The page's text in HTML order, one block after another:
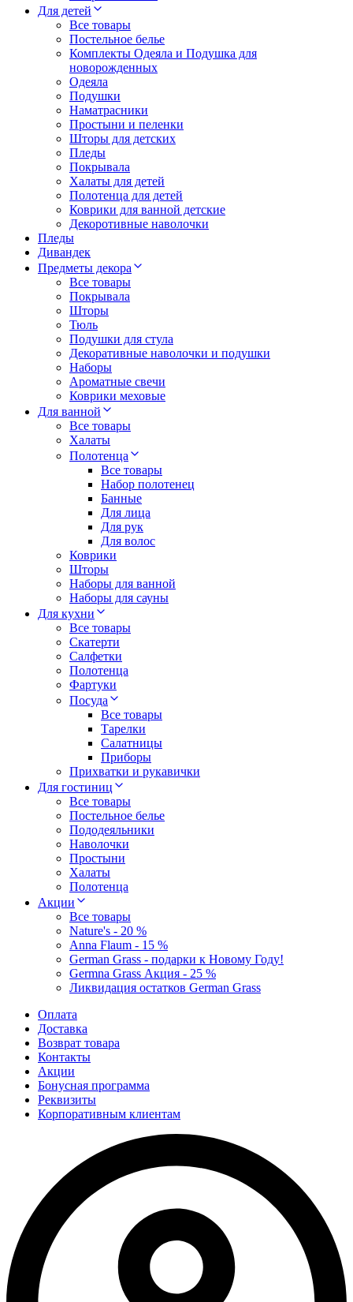
Для детей
Все товары
Постельное белье
Комплекты Одеяла и Подушка для
новорожденных
Одеяла
Подушки
Наматрасники
Простыни и пеленки
Шторы для детских
Пледы
Покрывала
Халаты для детей
Полотенца для детей
Коврики для ванной детские
Декоротивные наволочки
Пледы
Дивандек
Предметы декора
Все товары
Покрывала
Шторы
Тюль
Подушки для стула
Декоративные наволочки и подушки
Наборы
Ароматные свечи
Коврики меховые
Для ванной
Все товары
Халаты
Полотенца
Все товары
Набор полотенец
Банные
Для лица
Для рук
Для волос
Коврики
Шторы
Наборы для ванной
Наборы для сауны
Для кухни
Все товары
Скатерти
Салфетки
Полотенца
Фартуки
Посуда
Все товары
Тарелки
Салатницы
Приборы
Прихватки и рукавички
Для гостиниц
Все товары
Постельное белье
Пододеяльники
Наволочки
Простыни
Халаты
Полотенца
Акции
Все товары
Nature's - 20 %
Anna Flaum - 15 %
German Grass - подарки к Новому Году!
Germna Grass Акция - 25 %
Ликвидация остатков German Grass
Оплата
Доставка
Возврат товара
Контакты
Акции
Бонусная программа
Реквизиты
Корпоративным клиентам